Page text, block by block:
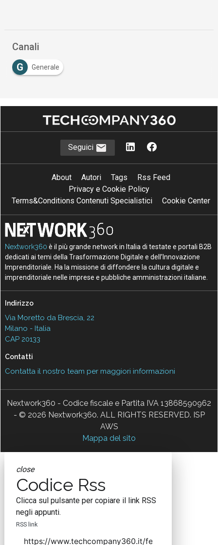
Canali
G
Generale
Seguici
About Autori Tags
Rss Feed
Privacy e Cookie Policy
Terms&Conditions Contenuti Specialistici
Cookie Center
Nextwork360 è il più grande network in Italia di testate e portali B2B
dedicati ai temi della Trasformazione Digitale e dell’Innovazione
Imprenditoriale. Ha la missione di diffondere la cultura digitale e
imprenditoriale nelle imprese e pubbliche amministrazioni italiane.
Indirizzo
Via Moretto da Brescia, 22
Milano - Italia
CAP 20133
Contatti
Contatta il nostro team per maggiori informazioni
Nextwork360 - Codice fiscale e Partita IVA 13868590962
- © 2026 Nextwork360. ALL RIGHTS RESERVED. ISP
AWS
Mappa del sito
close
Codice Rss
Clicca sul pulsante per copiare il link RSS
negli appunti.
RSS link